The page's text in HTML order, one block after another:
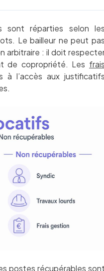
sont réparties selon
Le bailleur ne peut
arbitraire : il doit
de copropriété. Les
à l’accès aux
postes récupérables